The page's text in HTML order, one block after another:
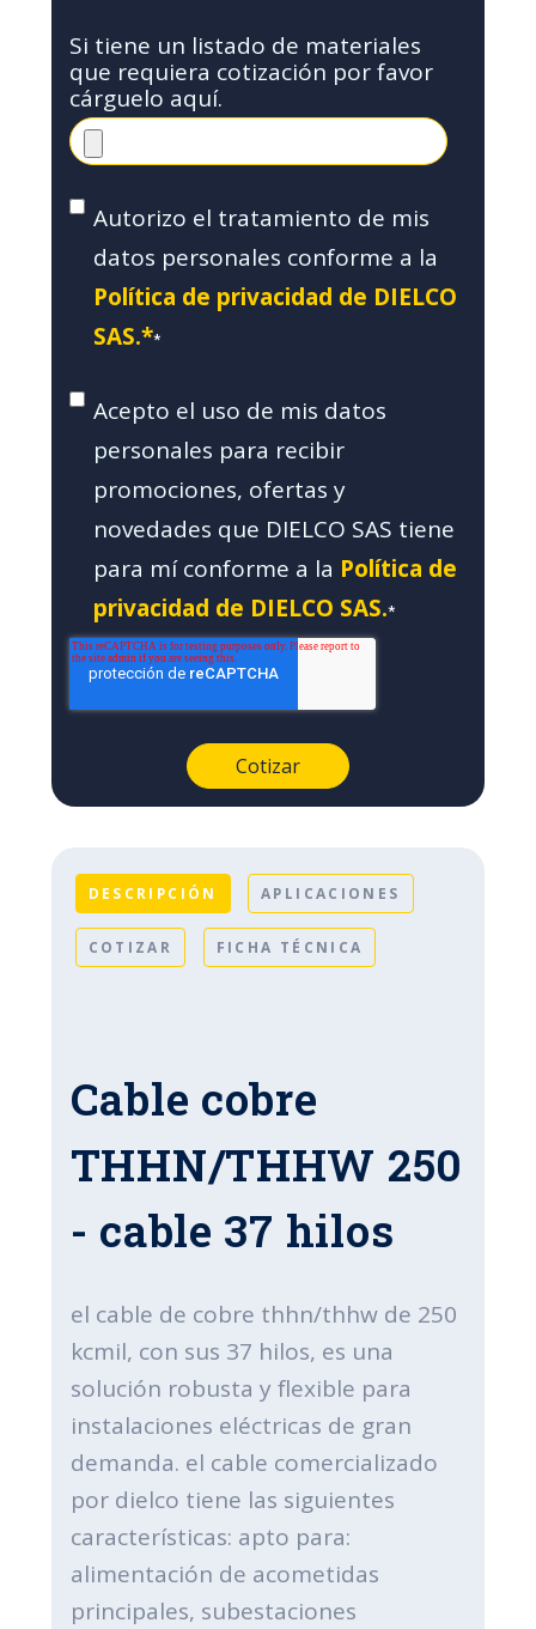
Si tiene un listado de materiales
que requiera cotización por favor
cárguelo aquí.
Autorizo el tratamiento de mis
datos personales conforme a la
Política de privacidad de DIELCO
SAS.**
Acepto el uso de mis datos
personales para recibir
promociones, ofertas y
novedades que DIELCO SAS tiene
para mí conforme a la Política de
privacidad de DIELCO SAS.*
DESCRIPCIÓN APLICACIONES
COTIZAR FICHA TÉCNICA
Cable cobre
THHN/THHW 250
- cable 37 hilos
el cable de cobre thhn/thhw de 250
kcmil, con sus 37 hilos, es una
solución robusta y flexible para
instalaciones eléctricas de gran
demanda. el cable comercializado
por dielco tiene las siguientes
características: apto para:
alimentación de acometidas
principales, subestaciones